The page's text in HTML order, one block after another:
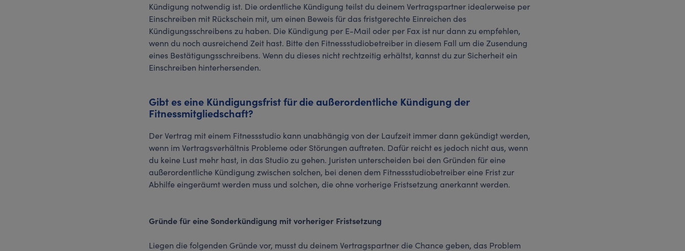
Kündigung notwendig ist. Die ordentliche Kündigung teilst du deinem Vertragspartner idealerweise per
Einschreiben mit Rückschein mit, um einen Beweis für das fristgerechte Einreichen des
Kündigungsschreibens zu haben. Die Kündigung per E-Mail oder per Fax ist nur dann zu empfehlen,
wenn du noch ausreichend Zeit hast. Bitte den Fitnessstudiobetreiber in diesem Fall um die Zusendung
eines Bestätigungsschreibens. Wenn du dieses nicht rechtzeitig erhältst, kannst du zur Sicherheit ein
Einschreiben hinterhersenden.
Gibt es eine Kündigungsfrist für die außerordentliche Kündigung der
Fitnessmitgliedschaft?
Der Vertrag mit einem Fitnessstudio kann unabhängig von der Laufzeit immer dann gekündigt werden,
wenn im Vertragsverhältnis Probleme oder Störungen auftreten. Dafür reicht es jedoch nicht aus, wenn
du keine Lust mehr hast, in das Studio zu gehen. Juristen unterscheiden bei den Gründen für eine
außerordentliche Kündigung zwischen solchen, bei denen dem Fitnessstudiobetreiber eine Frist zur
Abhilfe eingeräumt werden muss und solchen, die ohne vorherige Fristsetzung anerkannt werden.
Gründe für eine Sonderkündigung mit vorheriger Fristsetzung
Liegen die folgenden Gründe vor, musst du deinem Vertragspartner die Chance geben, das Problem